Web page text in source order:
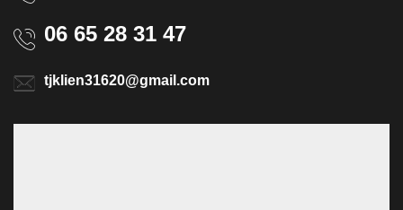
06 65 28 31 47
tjklien31620@gmail.com